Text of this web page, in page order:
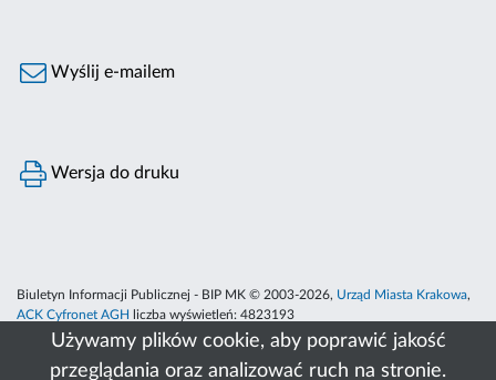
Używamy plików cookie, aby poprawić jakość
przeglądania oraz analizować ruch na stronie.
Wyślij e-mailem
Wersja do druku
Biuletyn Informacji Publicznej - BIP MK © 2003-2026, Urząd Miasta Krakowa,
ACK Cyfronet AGH
liczba wyświetleń: 4823193